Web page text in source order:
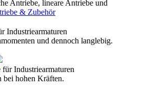
Antriebe, lineare Antriebe und
& Zubehör
und dennoch langlebig.
bei hohen Kräften.